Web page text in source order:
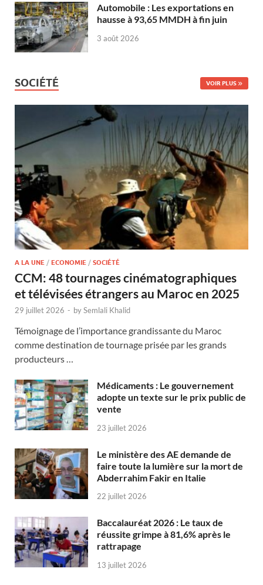
Automobile : Les exportations en
hausse à 93,65 MMDH à fin juin
3 août 2026
SOCIÉTÉ VOIR PLUS
A LA UNE / ECONOMIE / SOCIÉTÉ
CCM: 48 tournages cinématographiques
et télévisées étrangers au Maroc en 2025
29 juillet 2026 - bySemlali Khalid
Témoignage de l’importance grandissante du Maroc
comme destination de tournage prisée par les grands
producteurs …
Médicaments : Le gouvernement
adopte un texte sur le prix public de
vente
23 juillet 2026
Le ministère des AE demande de
faire toute la lumière sur la mort de
Abderrahim Fakir en Italie
22 juillet 2026
Baccalauréat 2026 : Le taux de
réussite grimpe à 81,6% après le
rattrapage
13 juillet 2026